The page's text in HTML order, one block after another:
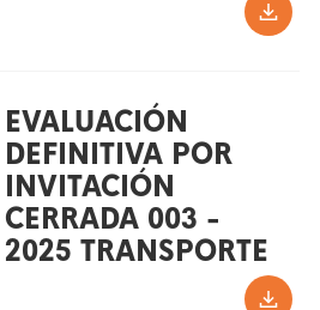
EVALUACIÓN
DEFINITIVA POR
INVITACIÓN
CERRADA 003 -
2025 TRANSPORTE